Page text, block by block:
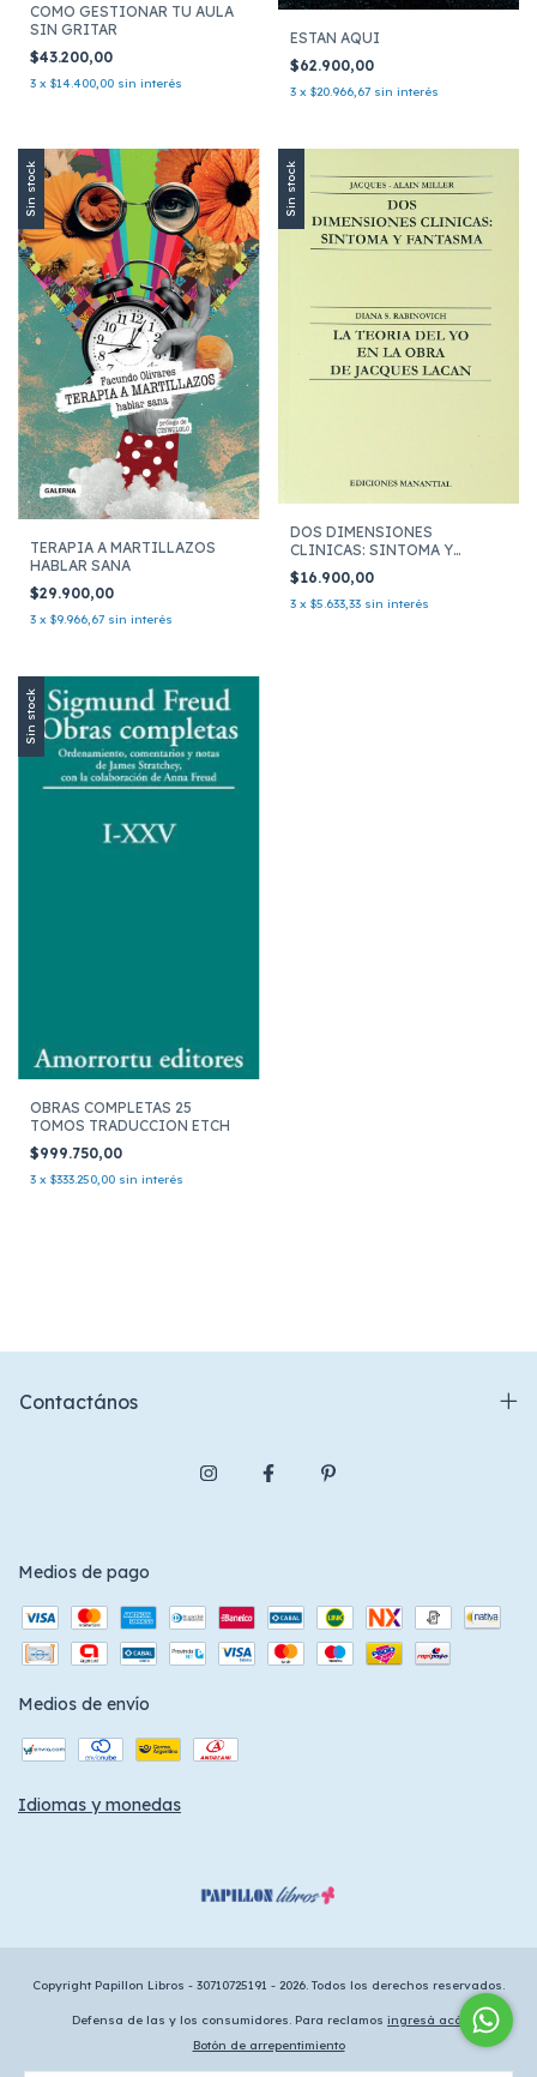
COMO GESTIONAR TU AULA
SIN GRITAR
$43.200,00
3 x $14.400,00 sin interés
ESTAN AQUI
$62.900,00
3 x $20.966,67 sin interés
Sin stock
TERAPIA A MARTILLAZOS
HABLAR SANA
$29.900,00
3 x $9.966,67 sin interés
Sin stock
DOS DIMENSIONES
CLINICAS: SINTOMA Y
FANTASMA
$16.900,00
3 x $5.633,33 sin interés
Sin stock
OBRAS COMPLETAS 25
TOMOS TRADUCCION ETCH
$999.750,00
3 x $333.250,00 sin interés
Contactános
Medios de pago
Medios de envío
Idiomas y monedas
Copyright Papillon Libros - 30710725191 - 2026. Todos los derechos reservados.
Defensa de las y los consumidores. Para reclamos ingresá acá.
Botón de arrepentimiento